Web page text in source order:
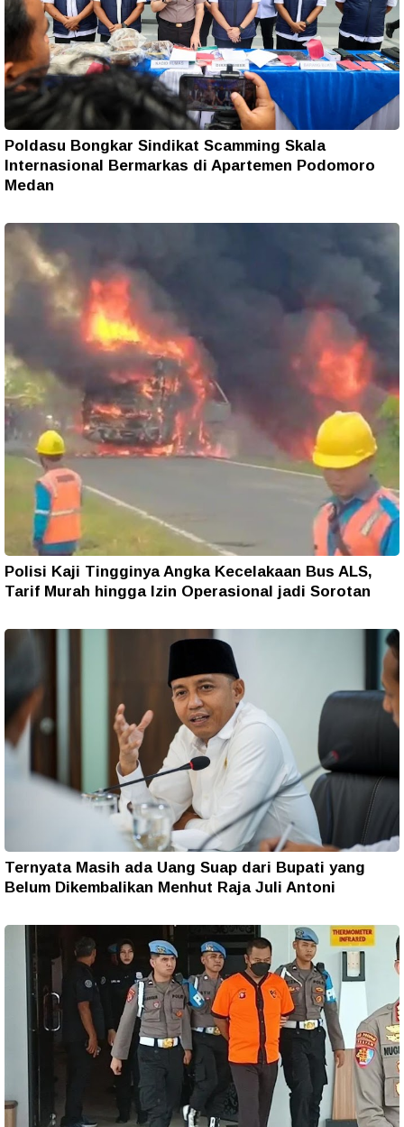
Poldasu Bongkar Sindikat Scamming Skala
Internasional Bermarkas di Apartemen Podomoro
Medan
Polisi Kaji Tingginya Angka Kecelakaan Bus ALS,
Tarif Murah hingga Izin Operasional jadi Sorotan
Ternyata Masih ada Uang Suap dari Bupati yang
Belum Dikembalikan Menhut Raja Juli Antoni